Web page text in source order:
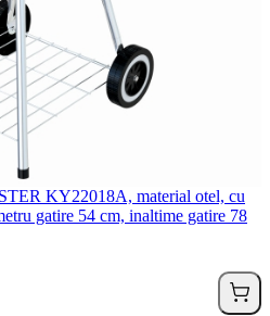
KY22018A, material otel, cu
gatire 54 cm, inaltime gatire 78